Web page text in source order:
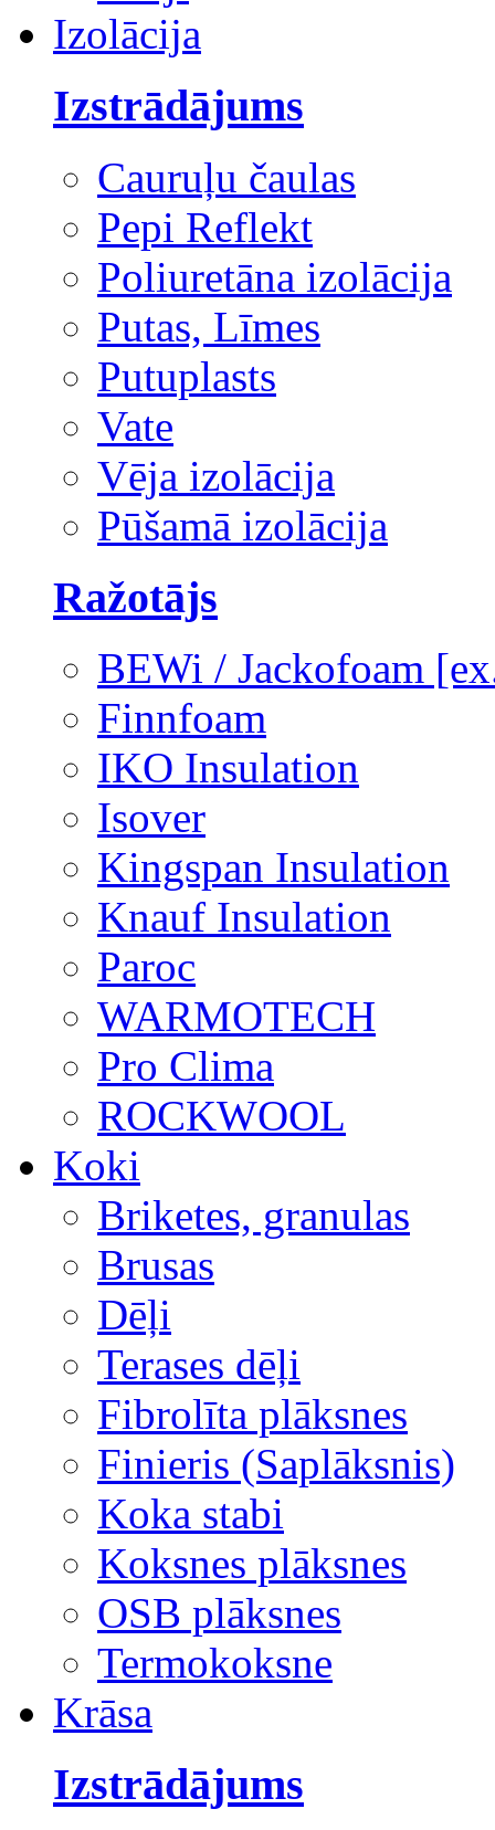
Izolācija
Izstrādājums
Cauruļu čaulas
Pepi Reflekt
Poliuretāna izolācija
Putas, Līmes
Putuplasts
Vate
Vēja izolācija
Pūšamā izolācija
Ražotājs
BEWi / Jackofoam
Finnfoam
IKO Insulation
Isover
Kingspan Insulation
Knauf Insulation
Paroc
WARMOTECH
Pro Clima
ROCKWOOL
Koki
Briketes, granulas
Brusas
Dēļi
Terases dēļi
Fibrolīta plāksnes
Finieris (Saplāksnis)
Koka stabi
Koksnes plāksnes
OSB plāksnes
Termokoksne
Krāsa
Izstrādājums